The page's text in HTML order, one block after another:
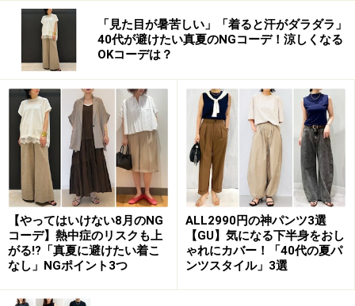
「見た目が暑苦しい」「着ると汗がダラダラ」
40代が避けたい真夏のNGコーデ！涼しくなる
OKコーデは？
【やってはいけない8月のNG
コーデ】熱中症のリスクも上
がる!?「真夏に避けたい着こ
なし」NGポイント3つ
ALL2990円の神パンツ3選
【GU】気になる下半身をおし
ゃれにカバー！「40代の夏パ
ンツスタイル」3選